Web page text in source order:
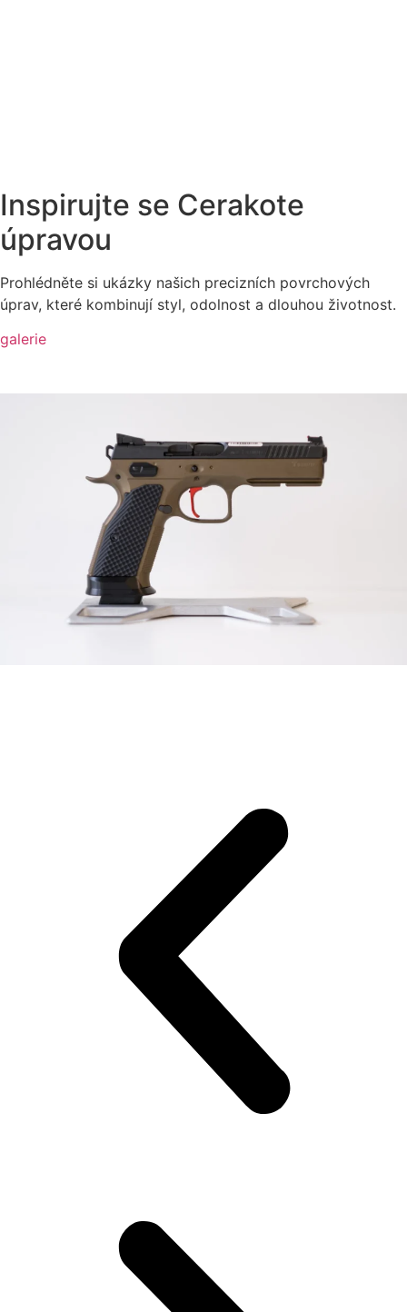
Inspirujte se Cerakote
úpravou
Prohlédněte si ukázky našich precizních povrchových
úprav, které kombinují styl, odolnost a dlouhou životnost.
galerie